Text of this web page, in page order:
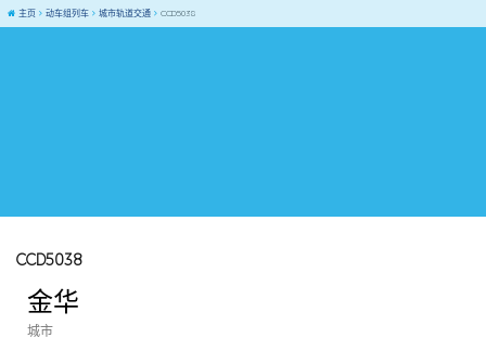
主页 动车组列车 城市轨道交通 CCD5038
CCD5038
金华
城市